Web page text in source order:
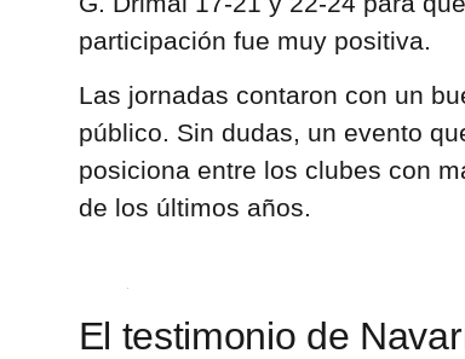
participación fue muy positiva.
Las jornadas contaron con un
público. Sin dudas, un evento
posiciona entre los clubes con
de los últimos años.
El testimonio de